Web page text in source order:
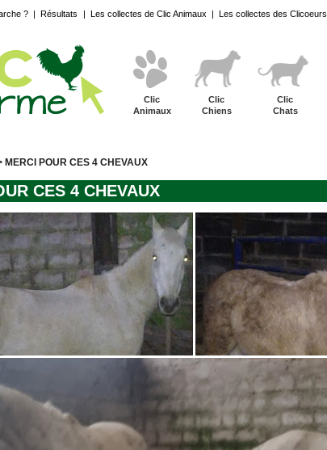
? | Résultats | Les collectes de Clic Animaux | Les collectes des Clicoeurs
Clic
Animaux
Clic
Chiens
Clic
Chats
MERCI POUR CES 4 CHEVAUX
CES 4 CHEVAUX